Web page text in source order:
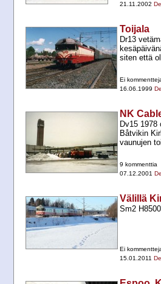
21.11.2002
Toijala
Dr13
siten että
Ei
16.06.1999
NK
Dv15
Båtvikin
vaunujen
9 kommenttia
07.12.2001
Välillä
Sm2
Ei
15.01.2011